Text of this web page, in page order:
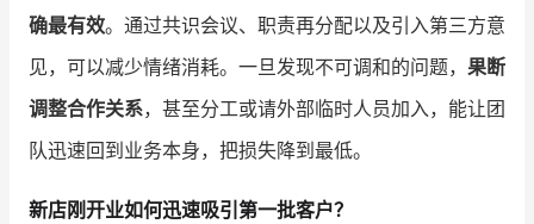
确最有效。通过共识会议、职责再分配以及引入第三方意
见，可以减少情绪消耗。一旦发现不可调和的问题， 果断
调整合作关系，甚至分工或请外部临时人员加入，能让团
队迅速回到业务本身，把损失降到最低。
新店刚开业如何迅速吸引第一批客户？